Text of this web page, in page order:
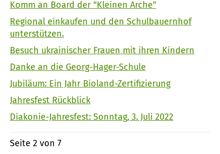
Komm an Board der "Kleinen Arche"
Regional einkaufen und den Schulbauernhof
unterstützen.
Besuch ukrainischer Frauen mit ihren Kindern
Danke an die Georg-Hager-Schule
Jubiläum: Ein Jahr Bioland-Zertifizierung
Jahresfest Rückblick
Diakonie-Jahresfest: Sonntag, 3. Juli 2022
Seite 2 von 7